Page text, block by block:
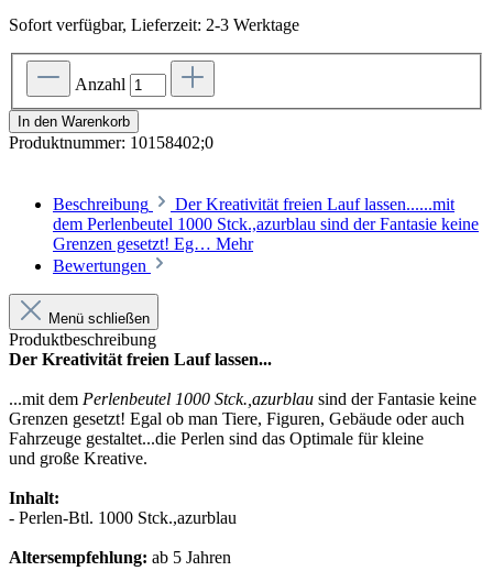
Sofort verfügbar, Lieferzeit: 2-3 Werktage
Anzahl
In den Warenkorb
Produktnummer: 10158402;0
Beschreibung
Der Kreativität freien Lauf lassen......mit
dem Perlenbeutel 1000 Stck.,azurblau sind der Fantasie keine
Grenzen gesetzt! Eg… Mehr
Bewertungen
Menü schließen
Produktbeschreibung
Der Kreativität freien Lauf lassen...
...mit dem Perlenbeutel 1000 Stck.,azurblau sind der Fantasie keine
Grenzen gesetzt! Egal ob man Tiere, Figuren, Gebäude oder auch
Fahrzeuge gestaltet...die Perlen sind das Optimale für kleine
und große Kreative.
Inhalt:
- Perlen-Btl. 1000 Stck.,azurblau
Altersempfehlung: ab 5 Jahren